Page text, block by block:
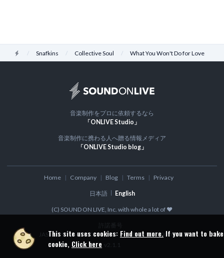
HomeSnafkins Collective Soul What You Won't Do for Love
音楽制作をプロに依頼するなら
「ONLIVE Studio」
音楽制作に携わる人へ贈る情報メディア
「ONLIVE Studio blog」
Home Company Blog Terms Privacy
日本語 English
(C) SOUND ON LIVE, Inc. with whole a lot of ♥
許諾番号
JASRAC:9016480001Y30005 NexTone: ID000000300
v2.1.1
This site uses cookies: Find out more.If you want to bake
cookie, Click here